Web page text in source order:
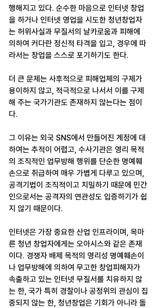
행해지고 있다. 순수한 마음으로 인터넷 창업
을 하거나 인터넷 영업을 시도한 청년창업자
는 허위사실과 무질서의 날카로움과 피해에
의하여 커다란 정신적 타격을 입고, 경우에 따
라서는 창업을 스스로 포기하기도 한다.
더 큰 문제는 사후적으로 피해업체의 구제가
용이하지 않고, 적극적으로 나서서 이를 구제
해 주는 국가기관도 존재하지 않는다는 점이
다.
그 이유는 외국 SNS에서 만들어진 계정에 대
하여는 추적이 어렵고, 수사기관은 영리 목적
의 조직적인 업무방해 행위를 단순한 명예훼
손으로 취급하여 매우 가볍게 다루고 있으며,
공격기법이 조직적이고 치밀하기 때문에 민간
인으로서는 공격자의 연관성도 입증하기가 쉽
지 않기 때문이다.
인터넷은 가장 중요한 산업 인프라이며, 목마
른 청년 창업자에게는 오아시스와 같은 존재
이다. 경쟁자 배제 목적의 영리성 명예훼손이
나 업무방해에 의하여 무고한 창업피해자가
속출하고 있는 인터넷 무질서를 치유하지 않
는 한, 국가 특히 경찰이나 공정위의 관심이 집
중되지 않는 한, 청년창업은 기회가 아니라 돌